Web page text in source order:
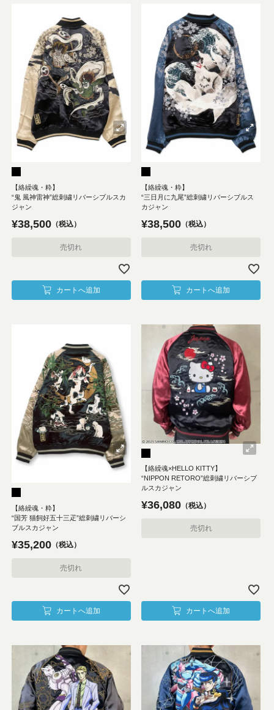
【絡繰魂・粋】
“鬼 風神雷神”総刺繍リバーシブルスカ
ジャン
¥38,500 税込
売切れ
カートへ追加
【絡繰魂・粋】
“三日月に九尾”総刺繍リバーシブルス
カジャン
¥38,500 税込
売切れ
カートへ追加
【絡繰魂・粋】
“国芳 猫飼好五十三疋”総刺繍リバーシ
ブルスカジャン
¥35,200 税込
売切れ
カートへ追加
【絡繰魂×HELLO KITTY】
“NIPPON RETORO”総刺繍リバーシブ
ルスカジャン
¥36,080 税込
売切れ
カートへ追加